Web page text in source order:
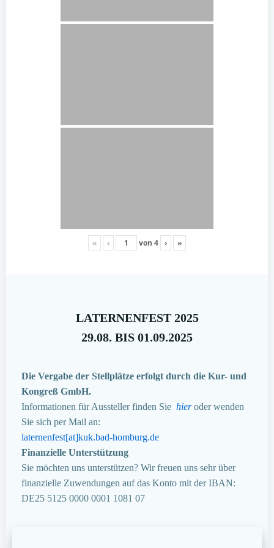
« ‹ von 4 › »
LATERNENFEST 2025
29.08. BIS 01.09.2025
Die Vergabe der Stellplätze erfolgt durch die Kur- und
Kongreß GmbH.
Informationen für Aussteller finden Sie hieroder wenden
Sie sich per Mail an:
laternenfest[at]kuk.bad-homburg.de
Finanzielle Unterstützung
Sie möchten uns unterstützen? Wir freuen uns sehr über
finanzielle Zuwendungen auf das Konto mit der IBAN:
DE25 5125 0000 0001 1081 07